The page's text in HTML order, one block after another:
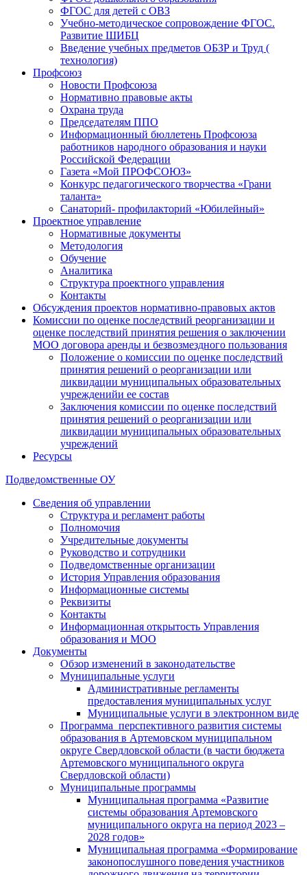
ФГОС для детей с ОВЗ
Учебно-методическое сопровождение ФГОС.
Развитие ШИБЦ
Введение учебных предметов ОБЗР и Труд (
технология)
Профсоюз
Новости Профсоюза
Нормативно правовые акты
Охрана труда
Председателям ППО
Информационный бюллетень Профсоюза
работников народного образования и науки
Российской Федерации
Газета «Мой ПРОФСОЮЗ»
Конкурс педагогического творчества «Грани
таланта»
Санаторий- профилакторий «Юбилейный»
Проектное управление
Нормативные документы
Методология
Обучение
Аналитика
Структура проектного управления
Контакты
Обсуждения проектов нормативно-правовых актов
Комиссии по оценке последствий реорганизации и
оценке последствий принятия решения о заключении
МОО договора аренды и безвозмездного пользования
Положение о комиссии по оценке последствий
принятия решений о реорганизации или
ликвидации муниципальных образовательных
учрежденийи ее состав
Заключения комиссии по оценке последствий
принятия решений о реорганизации или
ликвидации муниципальных образовательных
учреждений
Ресурсы
Подведомственные ОУ
Сведения об управлении
Структура и регламент работы
Полномочия
Учредительные документы
Руководство и сотрудники
Подведомственные организации
История Управления образования
Информационные системы
Реквизиты
Контакты
Информационная открытость Управления
образования и МОО
Документы
Обзор изменений в законодательстве
Муниципальные услуги
Административные регламенты
предоставления муниципальных услуг
Муниципальные услуги в электронном виде
Программа перспективного развития системы
образования в Артемовском муниципальном
округе Свердловской области (в части бюджета
Артемовского муниципального округа
Свердловской области)
Муниципальные программы
Муниципальная программа «Развитие
системы образования Артемовского
муниципального округа на период 2023 –
2028 годов»
Муниципальная программа «Формирование
законопослушного поведения участников